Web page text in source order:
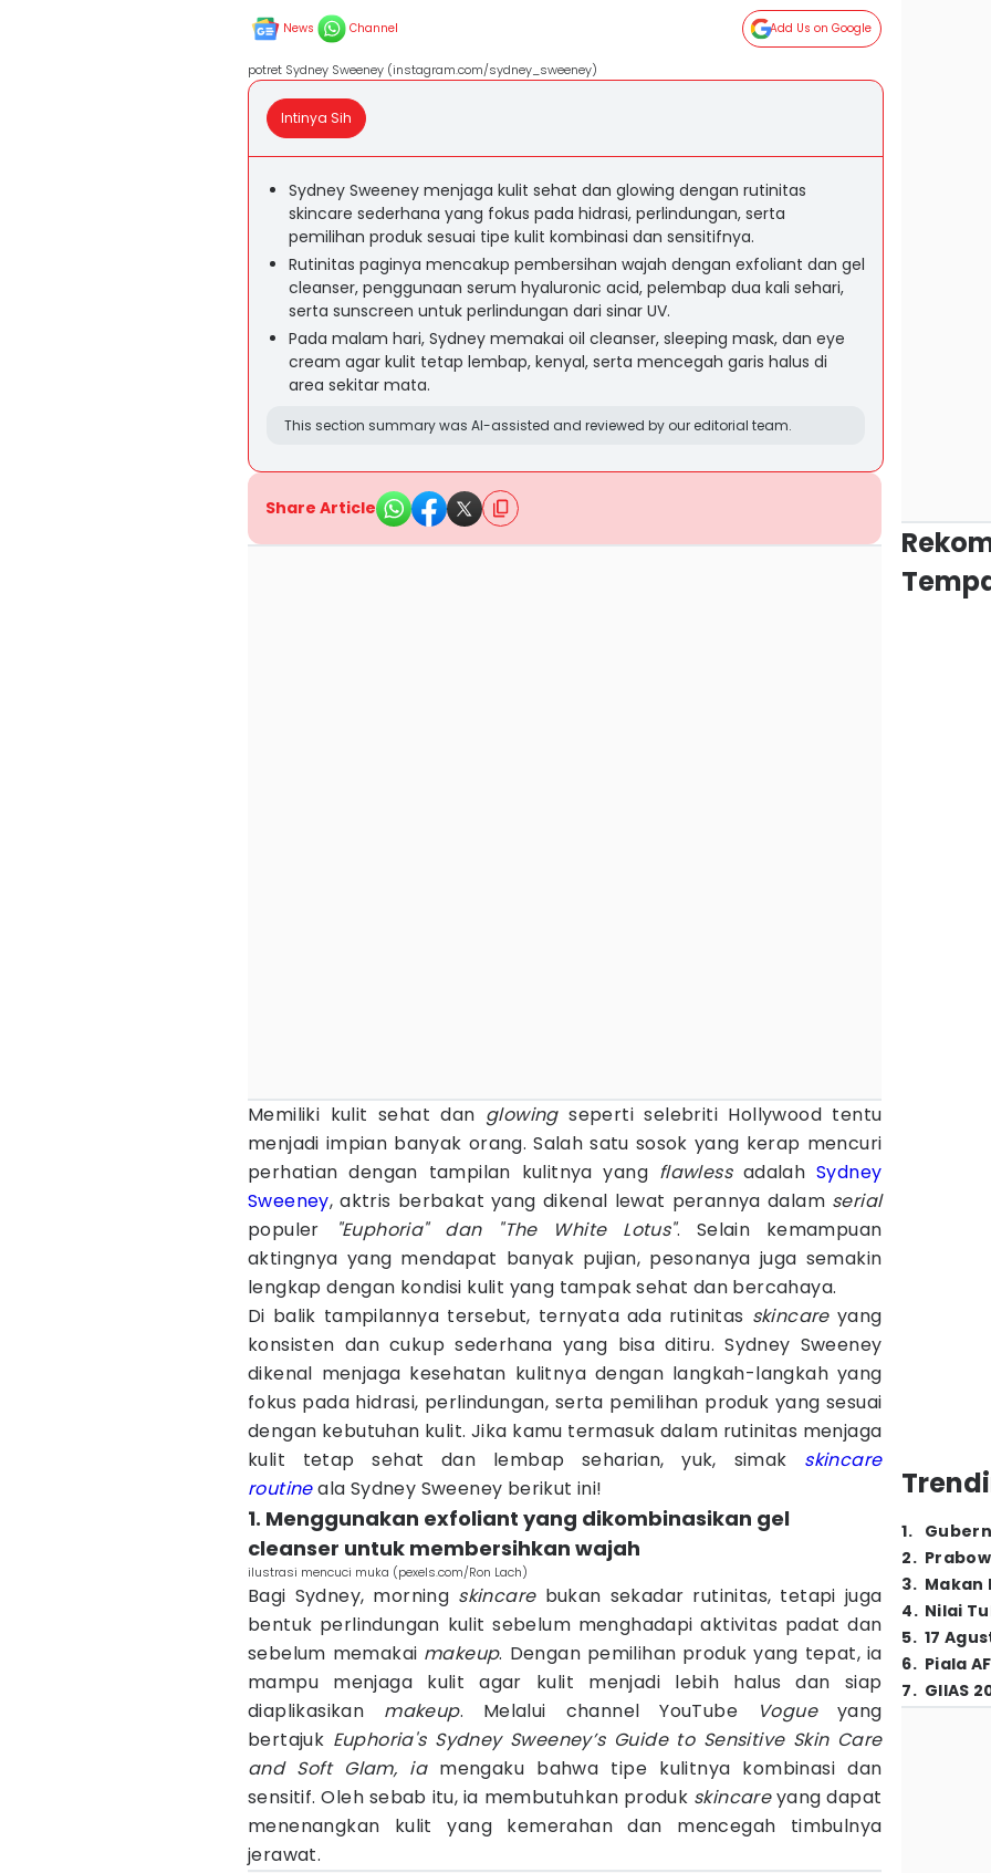
News Channel Add Us on Google
potret Sydney Sweeney (instagram.com/sydney_sweeney)
Intinya Sih
Sydney Sweeney menjaga kulit sehat dan glowing dengan rutinitas
skincare sederhana yang fokus pada hidrasi, perlindungan, serta
pemilihan produk sesuai tipe kulit kombinasi dan sensitifnya.
Rutinitas paginya mencakup pembersihan wajah dengan exfoliant dan gel
cleanser, penggunaan serum hyaluronic acid, pelembap dua kali sehari,
serta sunscreen untuk perlindungan dari sinar UV.
Pada malam hari, Sydney memakai oil cleanser, sleeping mask, dan eye
cream agar kulit tetap lembap, kenyal, serta mencegah garis halus di
area sekitar mata.
This section summary was AI-assisted and reviewed by our editorial team.
Share Article
Memiliki kulit sehat dan glowingseperti selebriti Hollywood tentu
menjadi impian banyak orang. Salah satu sosok yang kerap mencuri
perhatian dengan tampilan kulitnya yang flawless adalahSydney
Sweeney, aktris berbakat yang dikenal lewat perannya dalam serial
populer
"Euphoria" dan "The White Lotus". Selain kemampuan
aktingnya yang mendapat banyak pujian, pesonanya juga semakin
lengkap dengan kondisi kulit yang tampak sehat dan bercahaya.
Di balik tampilannya tersebut, ternyata ada rutinitas skincare yang
konsisten dan cukup sederhana yang bisa ditiru. Sydney Sweeney
dikenal menjaga kesehatan kulitnya dengan langkah-langkah yang
fokus pada hidrasi, perlindungan, serta pemilihan produk yang sesuai
dengan kebutuhan kulit. Jika kamu termasuk dalam rutinitas menjaga
kulit tetap sehat dan lembap seharian, yuk, simak skincare
routineala Sydney Sweeney berikut ini!
1. Menggunakan exfoliant yang dikombinasikan gel
cleanser untuk membersihkan wajah
ilustrasi mencuci muka (pexels.com/Ron Lach)
Bagi Sydney, morning skincare bukan sekadar rutinitas, tetapi juga
bentuk perlindungan kulit sebelum menghadapi aktivitas padat dan
sebelum memakai makeup. Dengan pemilihan produk yang tepat, ia
mampu menjaga kulit agar kulit menjadi lebih halus dan siap
diaplikasikan makeup. Melalui channel YouTube Vogue yang
bertajuk Euphoria's Sydney Sweeney’s Guide to Sensitive Skin Care
and Soft Glam, iamengaku bahwa tipe kulitnya kombinasi dan
sensitif. Oleh sebab itu, ia membutuhkan produk skincareyang dapat
menenangkan kulit yang kemerahan dan mencegah timbulnya
jerawat.
1.
2.
3. Makan
4. Nilai
5. 17
6. Piala
7. GIIAS